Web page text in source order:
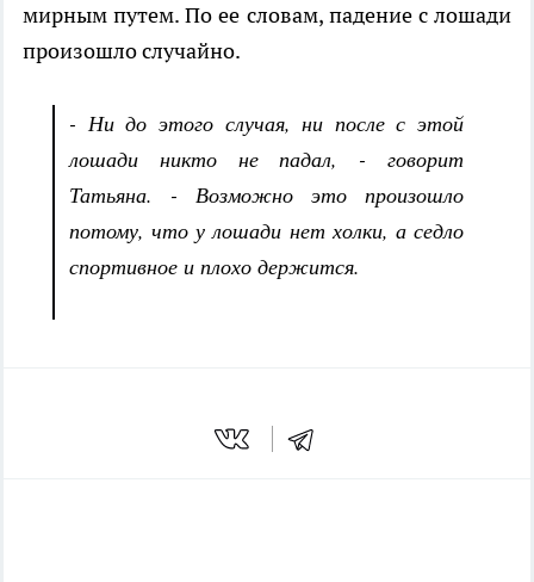
мирным путем. По ее словам, падение с лошади
произошло случайно.
- Ни до этого случая, ни после с этой
лошади никто не падал, - говорит
Татьяна. - Возможно это произошло
потому, что у лошади нет холки, а седло
спортивное и плохо держится.